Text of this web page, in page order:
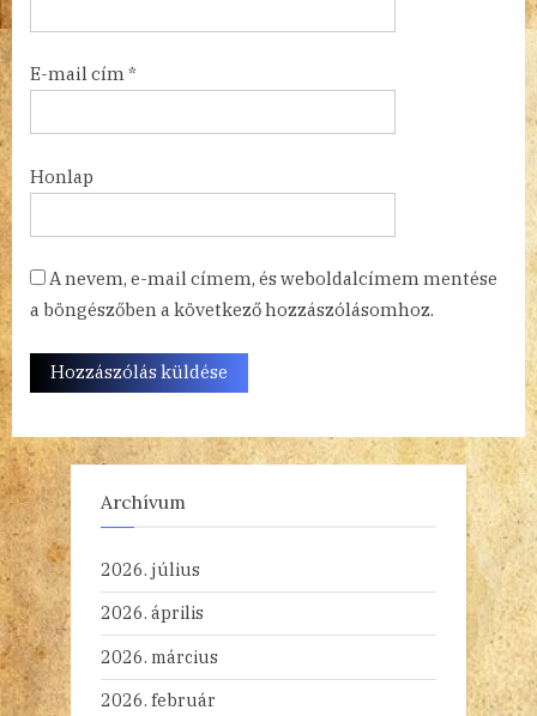
E-mail cím*
Honlap
A nevem, e-mail címem, és weboldalcímem mentése
a böngészőben a következő hozzászólásomhoz.
Archívum
2026. július
2026. április
2026. március
2026. február